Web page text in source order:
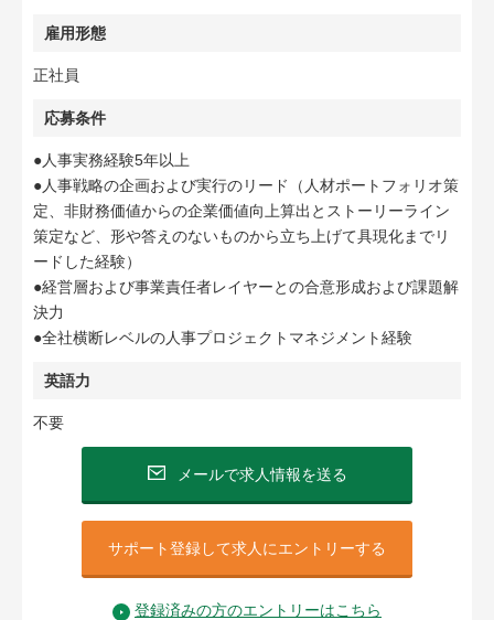
雇用形態
正社員
応募条件
●人事実務経験5年以上
●人事戦略の企画および実行のリード（人材ポートフォリオ策
定、非財務価値からの企業価値向上算出とストーリーライン
策定など、形や答えのないものから立ち上げて具現化までリ
ードした経験）
●経営層および事業責任者レイヤーとの合意形成および課題解
決力
●全社横断レベルの人事プロジェクトマネジメント経験
英語力
不要
メールで求人情報を送る
サポート登録して求人にエントリーする
登録済みの方のエントリーはこちら